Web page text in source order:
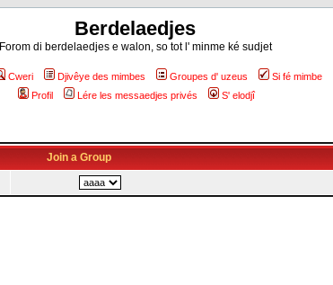
Berdelaedjes
Forom di berdelaedjes e walon, so tot l' minme ké sudjet
Cweri Djivêye des mimbes Groupes d' uzeus
Si fé mimbe
Profil
Lére les messaedjes privés S' elodjî
Join a Group